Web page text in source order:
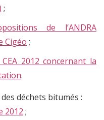
;
de l’ANDRA
Cigéo ;
2012 concernant la
.
déchets bitumés :
2012 ;